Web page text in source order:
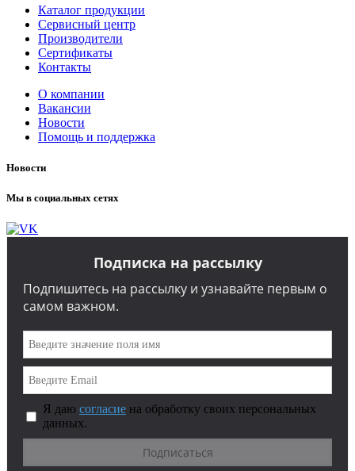
Каталог продукции
Сервисный центр
Производители
Сертификаты
Контакты
О компании
Вакансии
Новости
Помощь и поддержка
Новости
Мы в социальных сетях
Подписка на рассылку
Подпишитесь на рассылку и узнавайте первым о
самом важном.
Я даю согласие на обработку своих персональных
данных.